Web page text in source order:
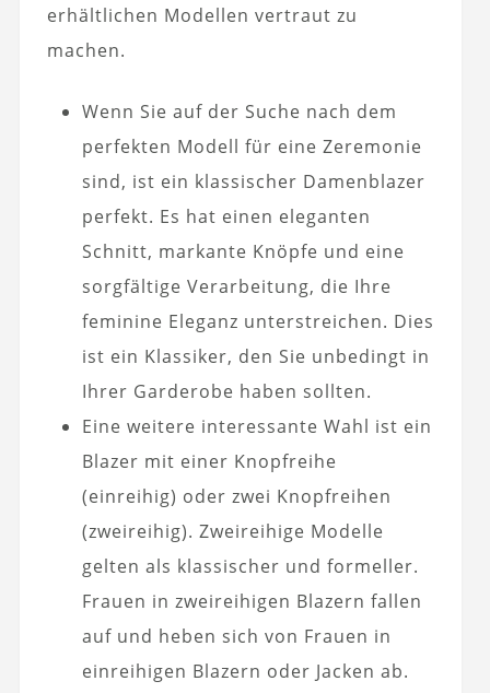
erhältlichen Modellen vertraut zu
machen.
Wenn Sie auf der Suche nach dem
perfekten Modell für eine Zeremonie
sind, ist ein klassischer Damenblazer
perfekt. Es hat einen eleganten
Schnitt, markante Knöpfe und eine
sorgfältige Verarbeitung, die Ihre
feminine Eleganz unterstreichen. Dies
ist ein Klassiker, den Sie unbedingt in
Ihrer Garderobe haben sollten.
Eine weitere interessante Wahl ist ein
Blazer mit einer Knopfreihe
(einreihig) oder zwei Knopfreihen
(zweireihig). Zweireihige Modelle
gelten als klassischer und formeller.
Frauen in zweireihigen Blazern fallen
auf und heben sich von Frauen in
einreihigen Blazern oder Jacken ab.